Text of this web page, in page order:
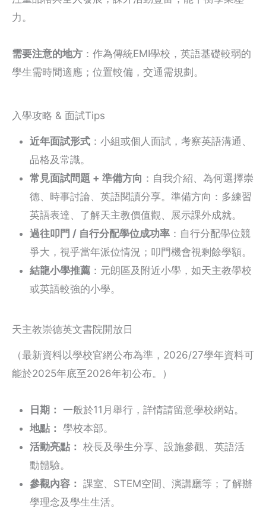
力。
需要注意的地方 ：作為傳統EMI學校，英語基礎較弱的
學生需時間適應；位置較偏，交通需規劃。
入學攻略 & 面試Tips
近年面試形式 ：小組或個人面試，考察英語溝通、
品格及常識。
常見面試問題 + 準備方向 ：自我介紹、為何選擇崇
德、時事討論、英語閱讀分享。準備方向：多練習
英語表達、了解天主教價值觀、展示課外成就。
過往叩門 / 自行分配學位成功率 ：自行分配學位競
爭大，視乎當年派位情況；叩門機會視剩餘學額。
結龍小學推薦 ：元朗區及附近小學，如天主教學校
或英語較強的小學。
天主教崇德英文書院開放日
（最新資料以學校官網公布為準，2026/27學年資料可
能於2025年底至2026年初公布。）
日期： 一般於11月舉行，詳情請留意學校網站。
地點： 學校本部。
活動亮點： 校長及學生分享、設施參觀、英語活
動體驗。
參觀內容： 課室、STEM空間、演講廳等；了解辦
學理念及學生生活。